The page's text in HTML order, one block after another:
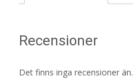
Recensioner
Det finns inga recensioner än.